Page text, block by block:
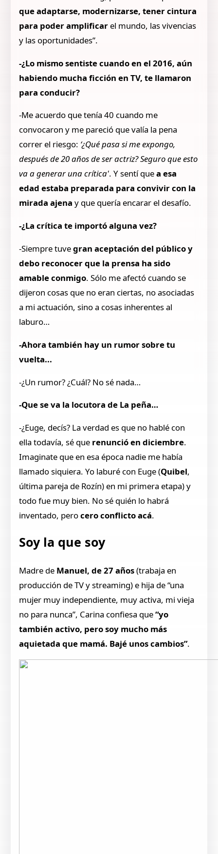
que adaptarse, modernizarse, tener cintura
para poder amplificar el mundo, las vivencias
y las oportunidades”.
-¿Lo mismo sentiste cuando en el 2016, aún
habiendo mucha ficción en TV, te llamaron
para conducir?
-Me acuerdo que tenía 40 cuando me
convocaron y me pareció que valía la pena
correr el riesgo: ‘¿Qué pasa si me expongo,
después de 20 años de ser actriz? Seguro que esto
va a generar una crítica'. Y sentí quea esa
edad estaba preparada para convivir con la
mirada ajena y que quería encarar el desafío.
-¿La crítica te importó alguna vez?
-Siempre tuvegran aceptación del público y
debo reconocer que la prensa ha sido
amable conmigo. Sólo me afectó cuando se
dijeron cosas que no eran ciertas, no asociadas
a mi actuación, sino a cosas inherentes al
laburo…
-Ahora también hay un rumor sobre tu
vuelta...
-¿Un rumor? ¿Cuál? No sé nada…
-Que se va la locutora de La peña…
-¿Euge, decís? La verdad es que no hablé con
ella todavía, sé que renunció en diciembre.
Imaginate que en esa época nadie me había
llamado siquiera. Yo laburé con Euge (Quibel,
última pareja de Rozín) en mi primera etapa) y
todo fue muy bien. No sé quién lo habrá
inventado, perocero conflicto acá.
Soy la que soy
Madre de Manuel, de 27 años(trabaja en
producción de TV y streaming) e hija de “una
mujer muy independiente, muy activa, mi vieja
no para nunca”, Carina confiesa que“yo
también activo, pero soy mucho más
aquietada que mamá. Bajé unos cambios”.